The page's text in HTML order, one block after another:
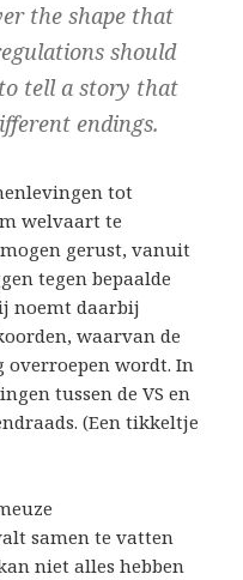
the shape that
should
tell a story that
endings.
tot
welvaart te
gerust, vanuit
tegen bepaalde
noemt daarbij
waarvan de
overroepen wordt. In
tussen de VS en
(Een tikkeltje
samen te vatten
niet alles hebben